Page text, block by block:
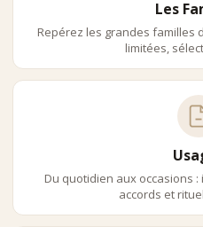
Les
Repérez les grandes familles
limitées,
Du quotidien aux occasions
accords et